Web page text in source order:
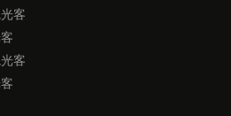
客
客